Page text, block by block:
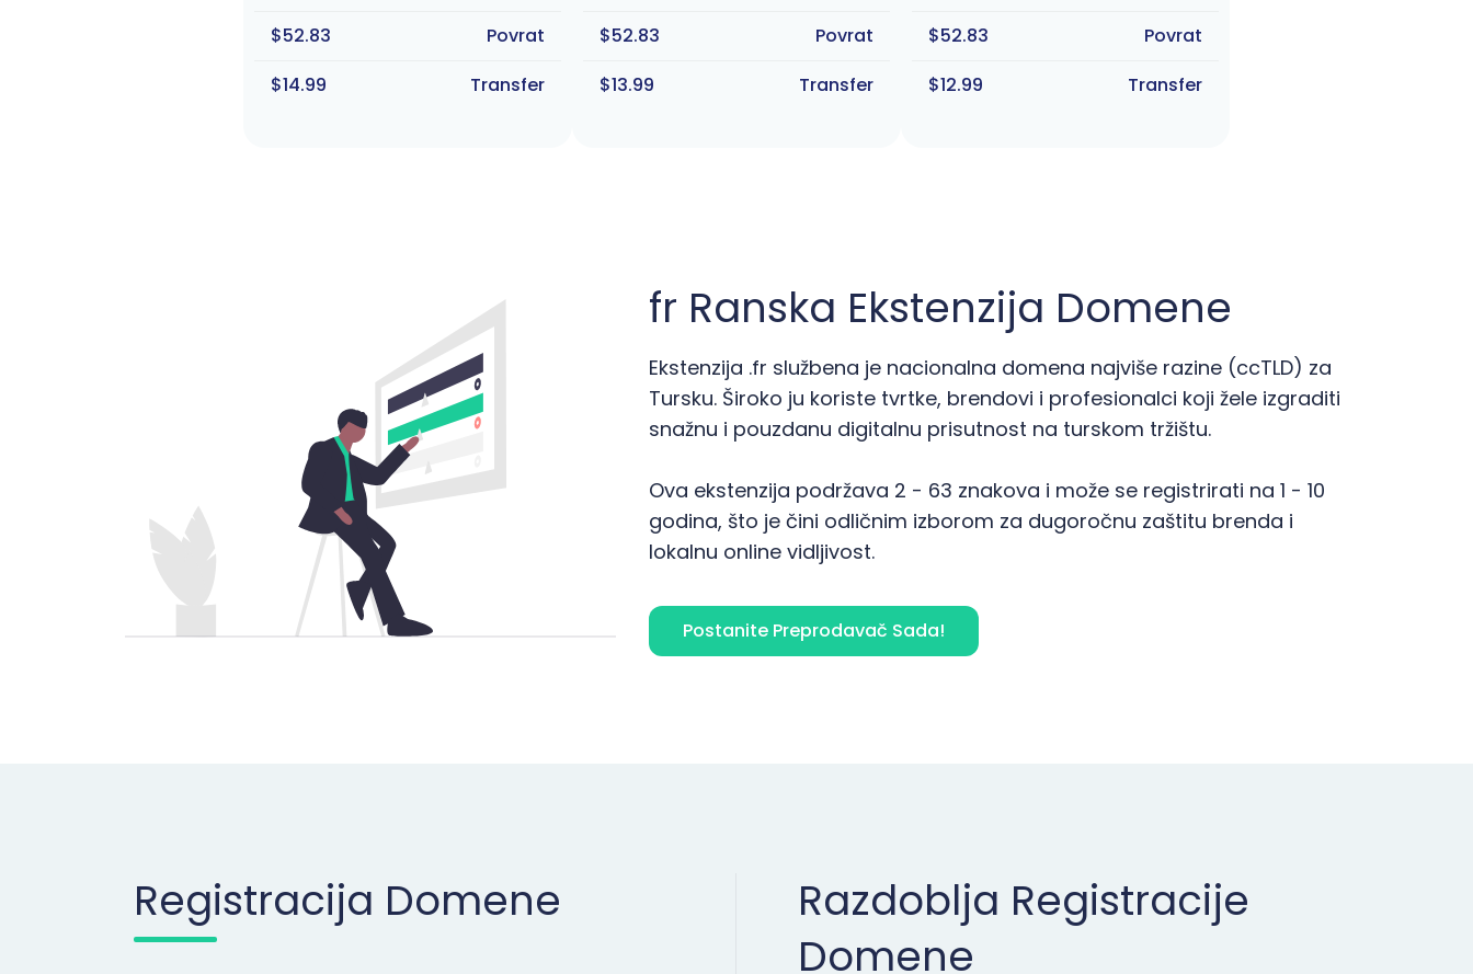
$52.83
Povrat
$14.99
Transfer
$52.83
Povrat
$13.99
Transfer
$52.83
Povrat
$12.99
Transfer
fr Ranska Ekstenzija Domene
Ekstenzija .fr službena je nacionalna domena najviše razine (ccTLD) za
Tursku. Široko ju koriste tvrtke, brendovi i profesionalci koji žele izgraditi
snažnu i pouzdanu digitalnu prisutnost na turskom tržištu.
Ova ekstenzija podržava 2 - 63 znakova i može se registrirati na 1 - 10
godina, što je čini odličnim izborom za dugoročnu zaštitu brenda i
lokalnu online vidljivost.
Postanite Preprodavač Sada!
Registracija Domene
Razdoblja Registracije
Domene